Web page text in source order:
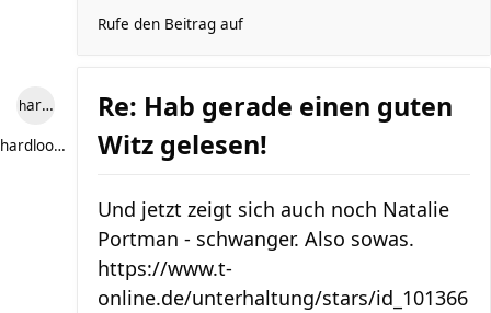
Rufe den Beitrag auf
hardlooper
hardlooper
Re: Hab gerade einen guten
Witz gelesen!
Und jetzt zeigt sich auch noch Natalie
Portman - schwanger. Also sowas.
https://www.t-
online.de/unterhaltung/stars/id_101366